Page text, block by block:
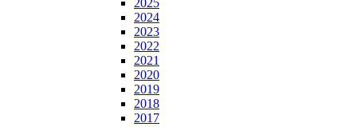
2025
2024
2023
2022
2021
2020
2019
2018
2017